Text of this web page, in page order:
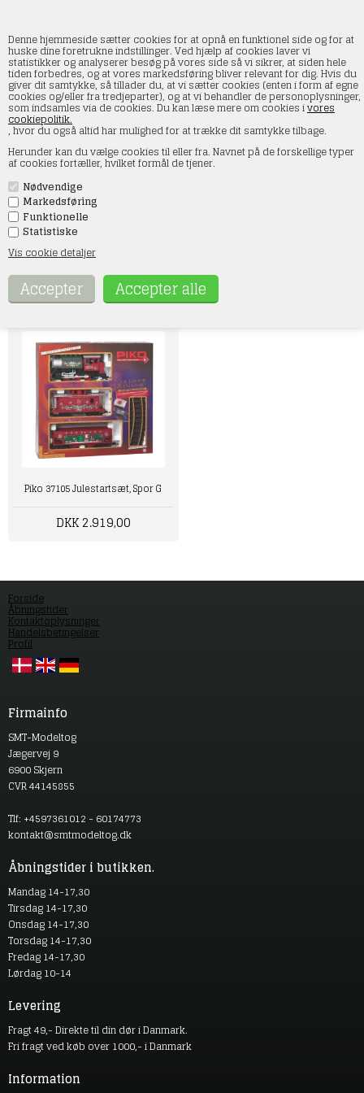
Denne hjemmeside sætter cookies for at opnå en funktionel side og for at
huske dine foretrukne indstillinger. Ved hjælp af cookies laver vi
statistikker og analyserer besøg på vores side så vi sikrer, at siden hele
tiden forbedres, og at vores markedsføring bliver relevant for dig. Hvis du
giver dit samtykke, så tillader du, at vi sætter cookies (enten i form af egne
cookies og/eller fra tredjeparter), og at vi behandler de personoplysninger,
som indsamles via de cookies. Du kan læse mere om cookies ivores
cookiepolitik.
, hvor du også altid har mulighed for at trække dit samtykke tilbage.
Herunder kan du vælge cookies til eller fra. Navnet på de forskellige typer
af cookies fortæller, hvilket formål de tjener.
Nødvendige
Markedsføring
Funktionelle
Statistiske
Vis cookie detaljer
Startsæt
Forside»Rullende materiel»Piko»Startsæt
Piko startsæt - Køb Piko startsæt til modeltogbanen prisbilligt
Piko start sæt fåes i mange varianter og prisgrupper. Det er som
regel med et af nedenstående startsæt, at modeltogs-
Mange forsætter med spor H0, som uden sammenligning er en af
de mest populære serier fra tyske Piko - flotte og funktionelle
modeller af tog i størrelsesforholdet 1:87.
Med startsættene fra Piko får du en rigtig god start, og du kan
selvfølgelig bygge videre på sættene med skinner, tilbehør osv.
i miniatureformat.
med ballast.
Piko 37105 Julestartsæt, Spor G
DKK 2.919,00
Forside
Åbningstider
Kontaktoplysninger
Handelsbetingelser
Profil
Firmainfo
SMT-Modeltog
Jægervej 9
6900 Skjern
CVR 44145855
Tlf: +4597361012 - 60174773
kontakt@smtmodeltog.dk
Åbningstider i butikken.
Mandag 14-17,30
Tirsdag 14-17,30
Onsdag 14-17,30
Torsdag 14-17,30
Fredag 14-17,30
Lørdag 10-14
Levering
Fragt 49,- Direkte til din dør i Danmark.
Fri fragt ved køb over 1000,- i Danmark
Information